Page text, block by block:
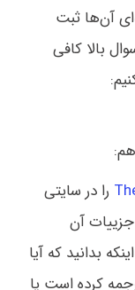
آن‌ها ثبت
بالا کافی
را در سایتی
جزییات آن
بدانید که آیا
کرده است یا